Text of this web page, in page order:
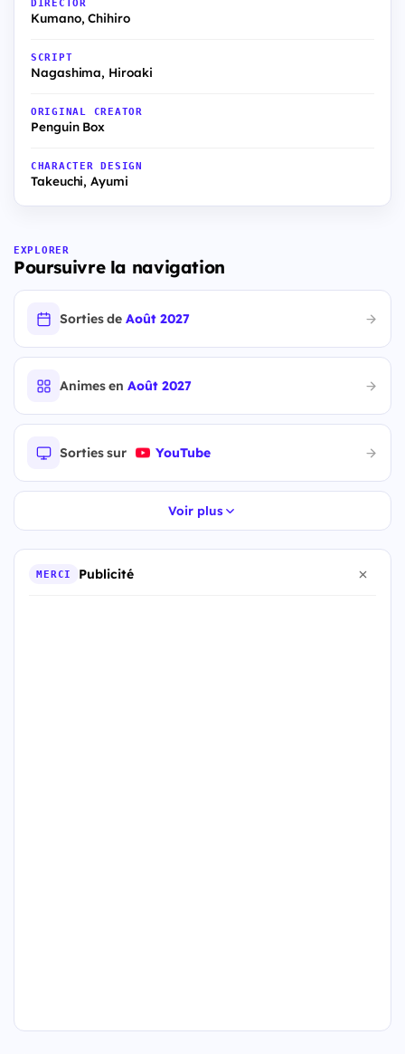
DIRECTOR
Kumano, Chihiro
SCRIPT
Nagashima, Hiroaki
ORIGINAL CREATOR
Penguin Box
CHARACTER DESIGN
Takeuchi, Ayumi
EXPLORER
Poursuivre la navigation
Sorties deAoût 2027
Animes enAoût 2027
Sorties sur YouTube
Voir plus
MERCI Publicité